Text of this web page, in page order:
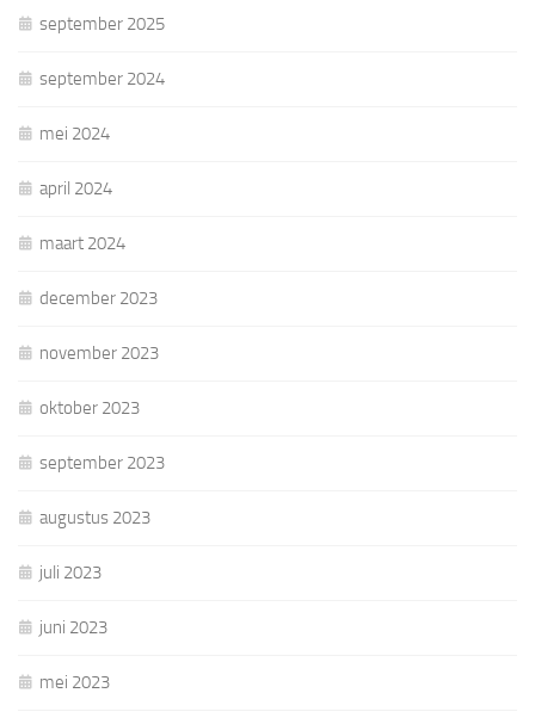
september 2025
september 2024
mei 2024
april 2024
maart 2024
december 2023
november 2023
oktober 2023
september 2023
augustus 2023
juli 2023
juni 2023
mei 2023